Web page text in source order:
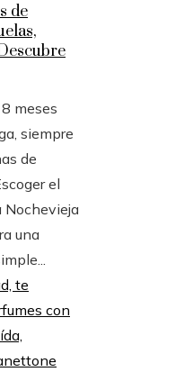
de
meses
siempre
de
el
Nochevieja
una